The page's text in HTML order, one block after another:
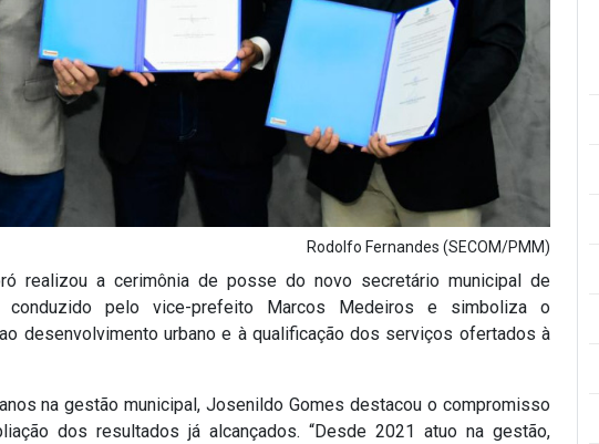
Rodolfo Fernandes (SECOM/PMM)
realizou a cerimônia de posse do novo secretário municipal de
conduzido pelo vice-prefeito Marcos Medeiros e simboliza o
desenvolvimento urbano e à qualificação dos serviços ofertados à
na gestão municipal, Josenildo Gomes destacou o compromisso
dos resultados já alcançados. “Desde 2021 atuo na gestão,